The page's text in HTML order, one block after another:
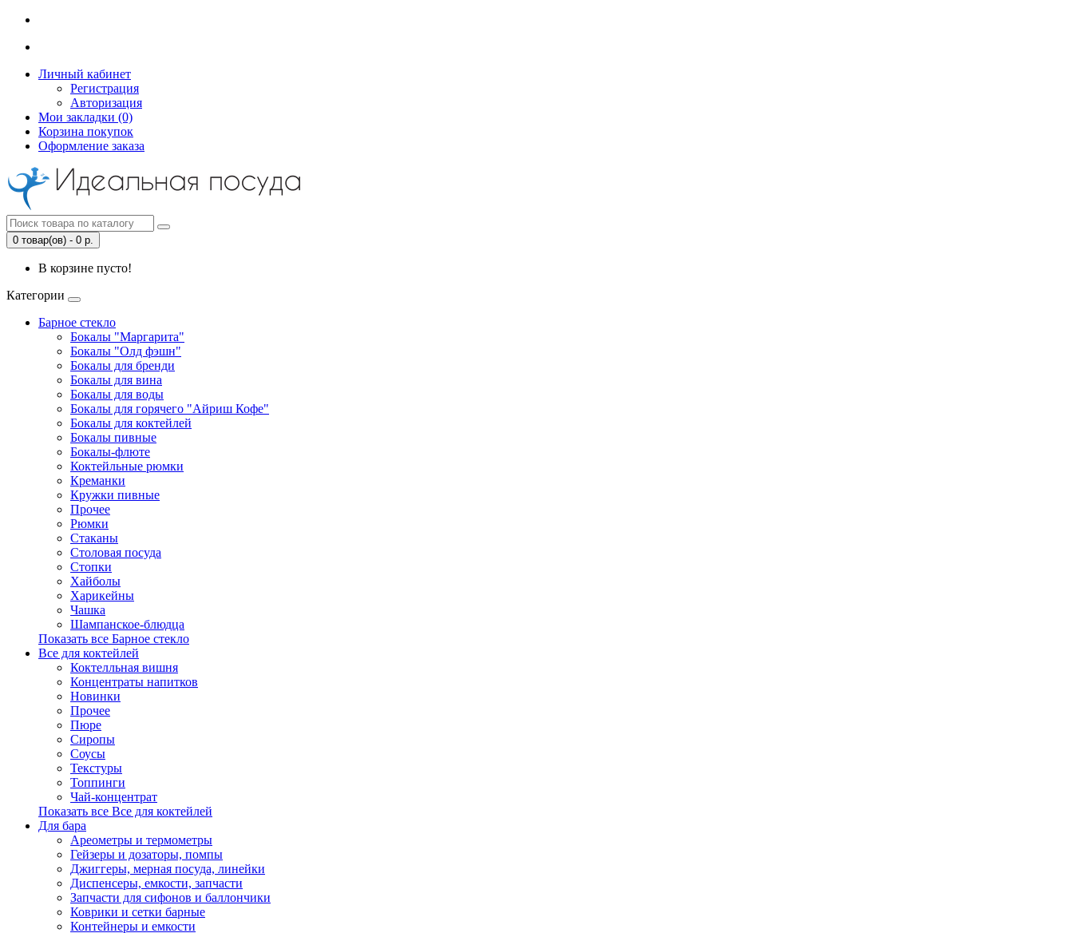
Личный кабинет
Регистрация
Авторизация
Мои закладки (0)
Корзина покупок
Оформление заказа
0 товар(ов) - 0 р.
В корзине пусто!
Категории
Барное стекло
Бокалы "Маргарита"
Бокалы "Олд фэшн"
Бокалы для бренди
Бокалы для вина
Бокалы для воды
Бокалы для горячего "Айриш Кофе"
Бокалы для коктейлей
Бокалы пивные
Бокалы-флюте
Коктейльные рюмки
Креманки
Кружки пивные
Прочее
Рюмки
Стаканы
Столовая посуда
Стопки
Хайболы
Харикейны
Чашка
Шампанское-блюдца
Показать все Барное стекло
Все для коктейлей
Коктелльная вишня
Концентраты напитков
Новинки
Прочее
Пюре
Сиропы
Соусы
Текстуры
Топпинги
Чай-концентрат
Показать все Все для коктейлей
Для бара
Ареометры и термометры
Гейзеры и дозаторы, помпы
Джиггеры, мерная посуда, линейки
Диспенсеры, емкости, запчасти
Запчасти для сифонов и баллончики
Коврики и сетки барные
Контейнеры и емкости